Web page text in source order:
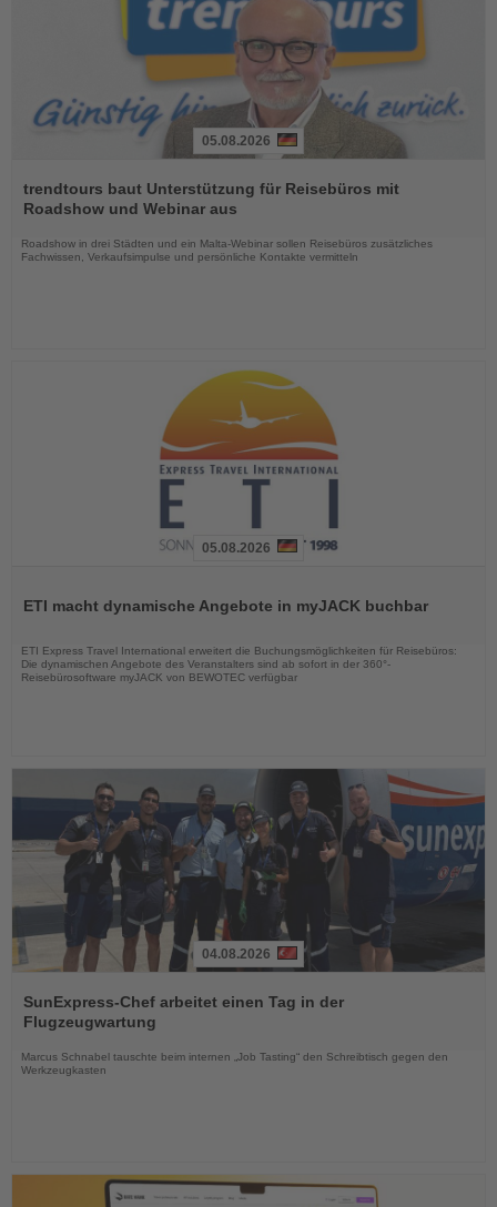
Sie
die
05.08.2026
trendtours baut Unterstützung für Reisebüros mit
Roadshow und Webinar aus
Roadshow in drei Städten und ein Malta-Webinar sollen Reisebüros zusätzliches
Fachwissen, Verkaufsimpulse und persönliche Kontakte vermitteln
die
05.08.2026
ETI macht dynamische Angebote in myJACK buchbar
ETI Express Travel International erweitert die Buchungsmöglichkeiten für Reisebüros:
Die dynamischen Angebote des Veranstalters sind ab sofort in der 360°-
Reisebürosoftware myJACK von BEWOTEC verfügbar
Sie
die
Nachrichten
04.08.2026
SunExpress-Chef arbeitet einen Tag in der
Flugzeugwartung
Marcus Schnabel tauschte beim internen „Job Tasting“ den Schreibtisch gegen den
Werkzeugkasten